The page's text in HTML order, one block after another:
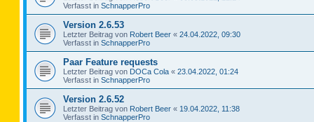
Verfasst in SchnapperPro
Version 2.6.53
Letzter Beitrag von Robert Beer « 24.04.2022, 09:30
Verfasst in SchnapperPro
Paar Feature requests
Letzter Beitrag von DOCa Cola « 23.04.2022, 01:24
Verfasst in SchnapperPro
Version 2.6.52
Letzter Beitrag von Robert Beer « 19.04.2022, 11:38
Verfasst in SchnapperPro